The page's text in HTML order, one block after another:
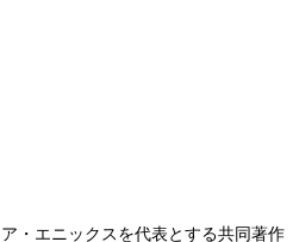
・エニックスを代表とする共同著作